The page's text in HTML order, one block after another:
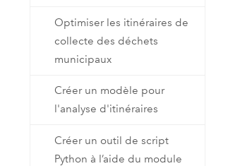
Optimiser les itinéraires de
collecte des déchets
municipaux
Créer un modèle pour
l'analyse d'itinéraires
Créer un outil de script
Python à l’aide du module